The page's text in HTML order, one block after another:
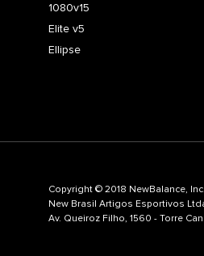
1080v15
Elite v5
Ellipse
Copyright © 2018 NewBalance,
New Brasil Artigos Esportivos
Av. Queiroz Filho, 1560 - Torre